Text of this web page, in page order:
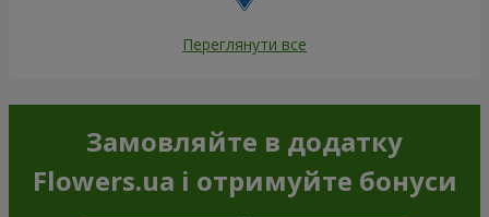
Переглянути все
Замовляйте в додатку
Flowers.ua і отримуйте бонуси